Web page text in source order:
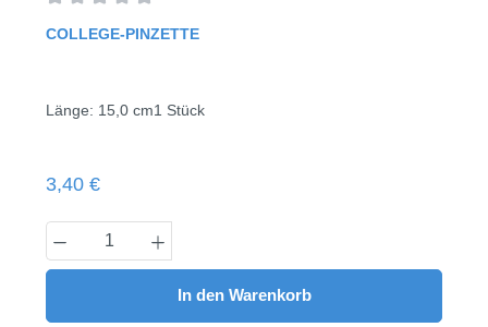
COLLEGE-PINZETTE
Länge: 15,0 cm1 Stück
Regulärer Preis:
3,40 €
Produkt Anzahl: Gib den gewünschten
In den Warenkorb